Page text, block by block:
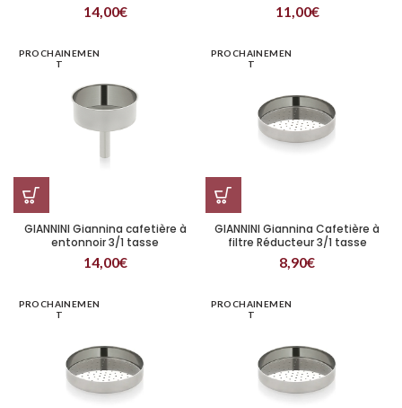
14,00€ 11,00€
PROCHAINEMEN
T
GIANNINI Giannina cafetière à
entonnoir 3/1 tasse
14,00€
PROCHAINEMEN
T
GIANNINI Giannina Cafetière à
filtre Réducteur 3/1 tasse
8,90€
PROCHAINEMEN
T
PROCHAINEMEN
T